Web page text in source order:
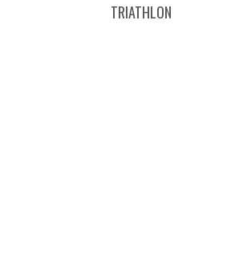
TRIATHLON